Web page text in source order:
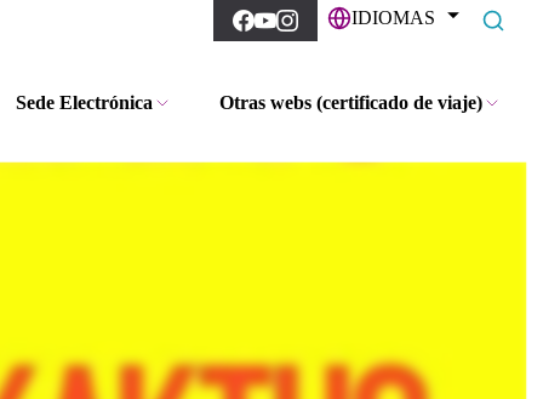
IDIOMAS
Sede Electrónica Otras webs (certificado de viaje)